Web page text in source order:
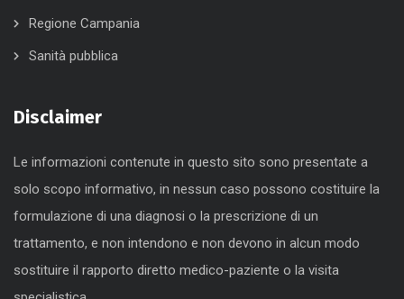
Regione Campania
Sanità pubblica
Disclaimer
Le informazioni contenute in questo sito sono presentate a
solo scopo informativo, in nessun caso possono costituire la
formulazione di una diagnosi o la prescrizione di un
trattamento, e non intendono e non devono in alcun modo
sostituire il rapporto diretto medico-paziente o la visita